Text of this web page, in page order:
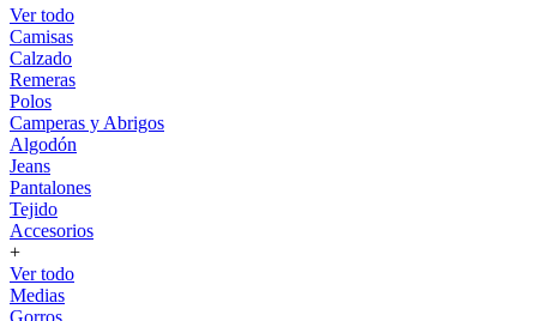
Ver todo
Camisas
Calzado
Remeras
Polos
Camperas y Abrigos
Algodón
Jeans
Pantalones
Tejido
Accesorios
+
Ver todo
Medias
Gorros